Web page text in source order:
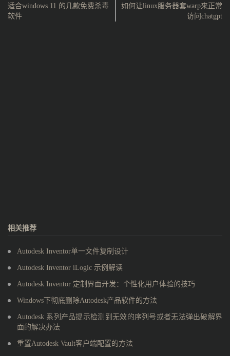
适合windows 11 的几款免费杀毒
软件
如何让linux服务器套warp来正常
访问chatgpt
相关推荐
Autodesk Inventor单一文件复制设计
Autodesk Inventor iLogic 示例解读
Autodesk Inventor 定制界面开发：个性化用户体验的技巧
Windows下彻底删除Autodesk产品软件的方法
Autodesk 系列产品提示检测到无效的序列号或者无法弹出破解界
面的解决办法
重置Autodesk Vault客户端配置的方法